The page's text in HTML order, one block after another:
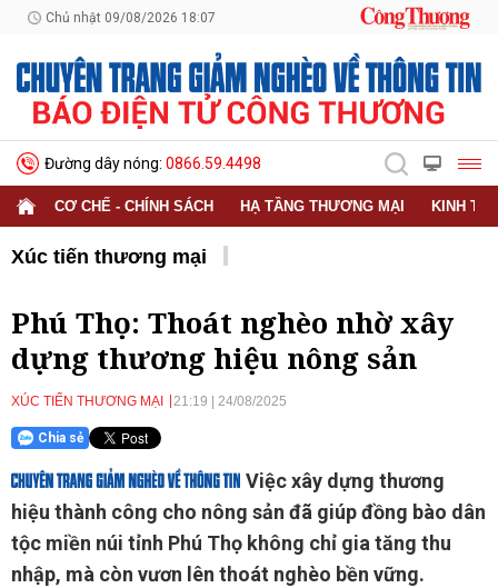
Chủ nhật 09/08/2026 18:07
Đường dây nóng: 0866.59.4498
CƠ CHẾ - CHÍNH SÁCH HẠ TẦNG THƯƠNG MẠI KINH TẾ
Xúc tiến thương mại
Phú Thọ: Thoát nghèo nhờ xây
dựng thương hiệu nông sản
XÚC TIẾN THƯƠNG MẠI 21:19 24/08/2025
Chia sẻ
Việc xây dựng thương
hiệu thành công cho nông sản đã giúp đồng bào dân
tộc miền núi tỉnh Phú Thọ không chỉ gia tăng thu
nhập, mà còn vươn lên thoát nghèo bền vững.